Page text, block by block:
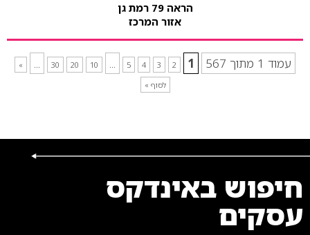
הראה 79 רמת גן
אזור המרכז
עמוד 1 מתוך 567 1
2
3
4
5
...
10
20
30
...
»
לסוף »
חיפוש באינדקס
עסקים